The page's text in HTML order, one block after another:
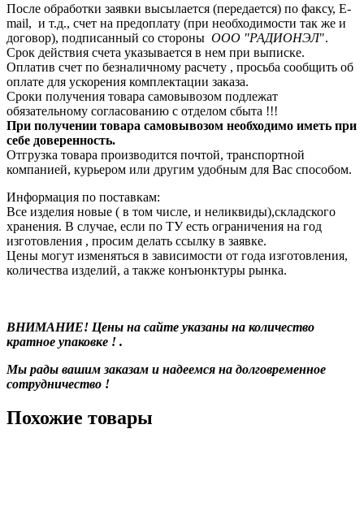
После обработки заявки высылается (передается) по факсу, E-
mail, и т.д., счет на предоплату (при необходимости так же и
договор), подписанный со стороны ООО "РАДИОНЭЛ".
Срок действия счета указывается в нем при выписке.
Оплатив счет по безналичному расчету , просьба сообщить об
оплате для ускорения комплектации заказа.
Сроки получения товара самовывозом подлежат
обязательному согласованию с отделом сбыта !!!
При получении товара самовывозом необходимо иметь при
себе доверенность.
Отгрузка товара производится почтой, транспортной
компанией, курьером или другим удобным для Вас способом.
Информация по поставкам:
Все изделия новые ( в том числе, и неликвиды),складского
хранения. В случае, если по ТУ есть ограничения на год
изготовления , просим делать ссылку в заявке.
Цены могут изменяться в зависимости от года изготовления,
количества изделий, а также конъюнктуры рынка.
ВНИМАНИЕ! Цены на сайте указаны на количество
кратное упаковке ! .
Мы рады вашим заказам и надеемся на долговременное
сотрудничество !
Похожие товары